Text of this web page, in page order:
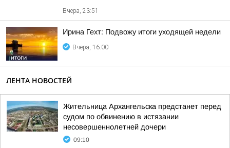
Вчера, 23:51
Ирина Гехт: Подвожу итоги уходящей недели
Вчера, 16:00
ЛЕНТА НОВОСТЕЙ
Жительница Архангельска предстанет перед
судом по обвинению в истязании
несовершеннолетней дочери
09:10